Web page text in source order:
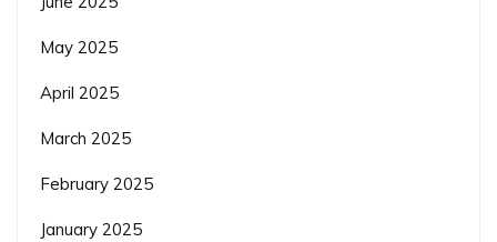
May 2025
April 2025
March 2025
February 2025
January 2025